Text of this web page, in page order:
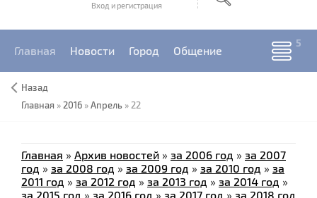
Вход и регистрация
Главная Новости Город Общение
Назад
Главная » 2016 »Апрель » 22
Главная » Архив новостей » за 2006 год » за 2007
год » за 2008 год » за 2009 год » за 2010 год » за
2011 год » за 2012 год » за 2013 год » за 2014 год »
за 2015 год » за 2016 год » за 2017 год » за 2018 год